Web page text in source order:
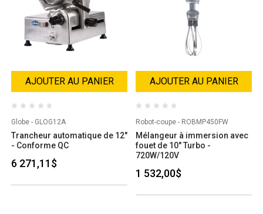
AJOUTER AU PANIER
Globe - GLOG12A
Trancheur automatique de 12"
- Conforme QC
6 271,11$
AJOUTER AU PANIER
Robot-coupe - ROBMP450FW
Mélangeur à immersion avec
fouet de 10" Turbo -
720W/120V
1 532,00$